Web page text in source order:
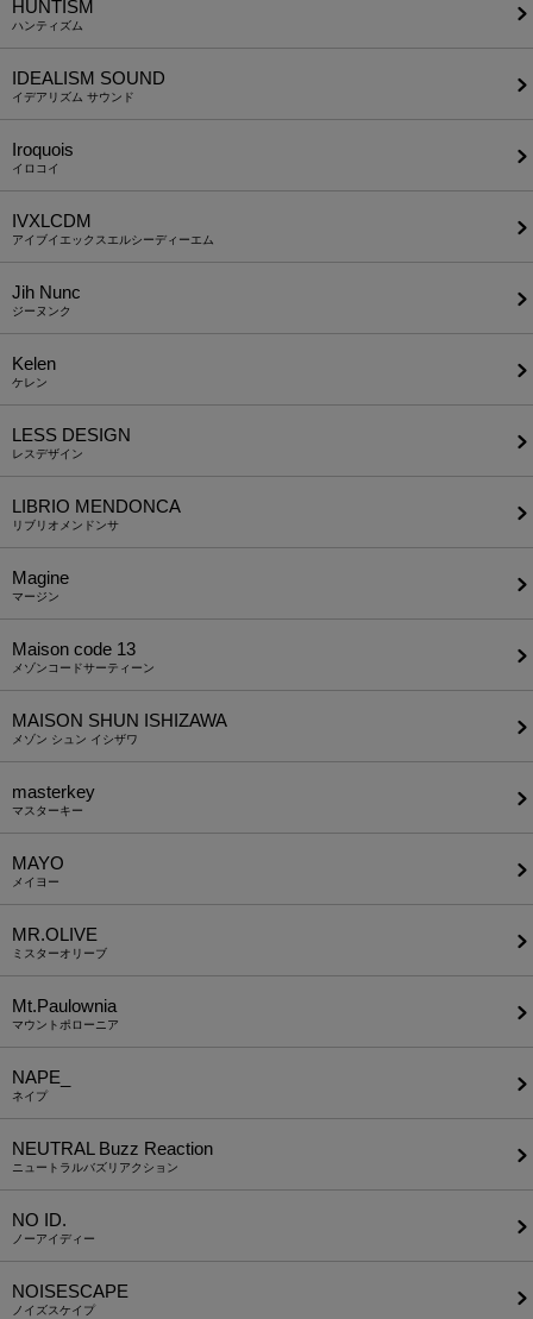
HUNTISM
ハンティズム
IDEALISM SOUND
イデアリズム サウンド
Iroquois
イロコイ
IVXLCDM
アイブイエックスエルシーディーエム
Jih Nunc
ジーヌンク
Kelen
ケレン
LESS DESIGN
レスデザイン
LIBRIO MENDONCA
リブリオメンドンサ
Magine
マージン
Maison code 13
メゾンコードサーティーン
MAISON SHUN ISHIZAWA
メゾン シュン イシザワ
masterkey
マスターキー
MAYO
メイヨー
MR.OLIVE
ミスターオリーブ
Mt.Paulownia
マウントポローニア
NAPE_
ネイプ
NEUTRAL Buzz Reaction
ニュートラルバズリアクション
NO ID.
ノーアイディー
NOISESCAPE
ノイズスケイプ